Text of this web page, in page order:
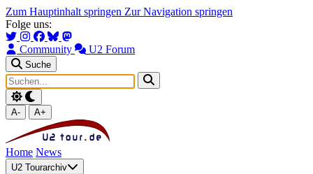
Zum Hauptinhalt springen Zur Navigation springen
Folge uns:
Community U2 Forum
Suche
A- A+
Home News
U2 Tourarchiv